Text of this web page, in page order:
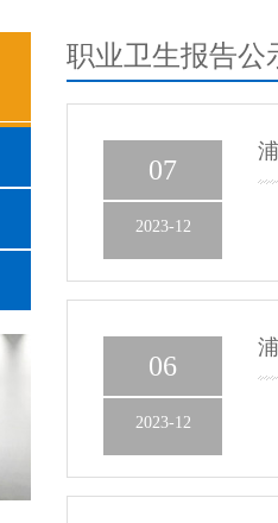
职业卫生报告公
07
2023-12
06
2023-12